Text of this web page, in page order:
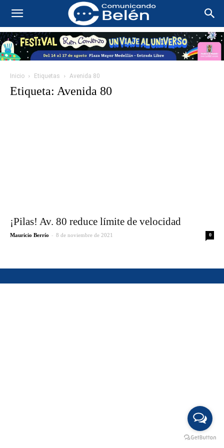
Inicio Etiquetas Avenida 80
Etiqueta: Avenida 80
¡Pilas! Av. 80 reduce límite de velocidad
Mauricio Berrío - 8 de noviembre de 2021 0